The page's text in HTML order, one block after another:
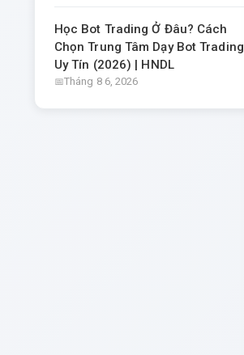
Học Bot Trading Ở Đâu? Cách
Chọn Trung Tâm Dạy Bot Trading
Uy Tín (2026) | HNDL
Tháng 8 6, 2026